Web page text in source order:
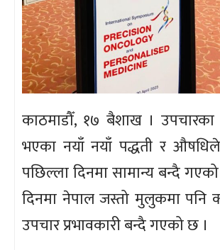
काठमाडौँ, १७ बैशाख ।
भएका नयाँ नयाँ पद्धती र
पछिल्ला दिनमा सामान्य बन्दै
दिनमा नेपाल जस्तो मुलुकमा पनि
उपचार प्रभावकारी बन्दै गएको छ ।